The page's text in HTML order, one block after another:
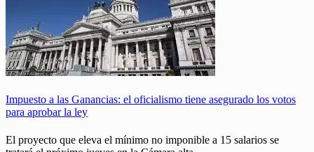
Impuesto a las Ganancias: el oficialismo tiene asegurado los votos
para aprobar la ley
El proyecto que eleva el mínimo no imponible a 15 salarios se